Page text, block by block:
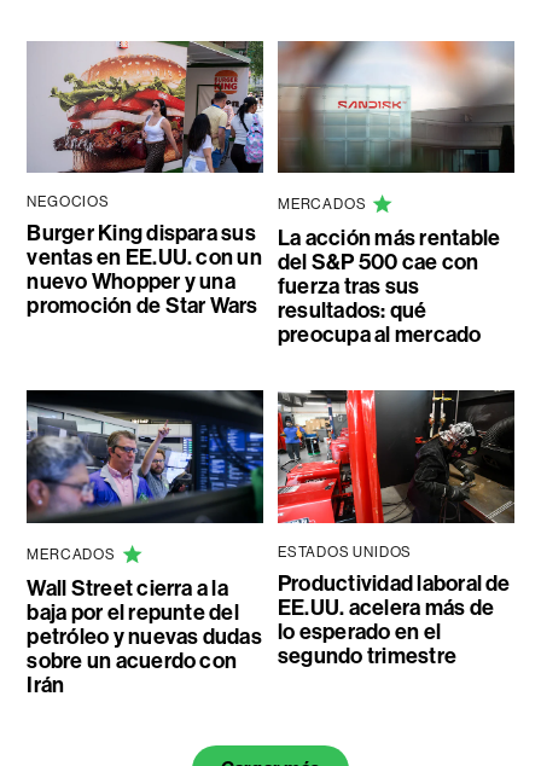
NEGOCIOS
Burger King dispara sus
ventas en EE.UU. con un
nuevo Whopper y una
promoción de Star Wars
MERCADOS
La acción más rentable
del S&P 500 cae con
fuerza tras sus
resultados: qué
preocupa al mercado
MERCADOS
Wall Street cierra a la
baja por el repunte del
petróleo y nuevas dudas
sobre un acuerdo con
Irán
ESTADOS UNIDOS
Productividad laboral de
EE.UU. acelera más de
lo esperado en el
segundo trimestre